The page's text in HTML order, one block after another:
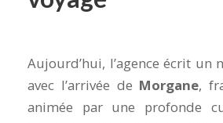
Aujourd’hui, l’agence écrit un
avec l’arrivée de Morgane,
animée par une profonde